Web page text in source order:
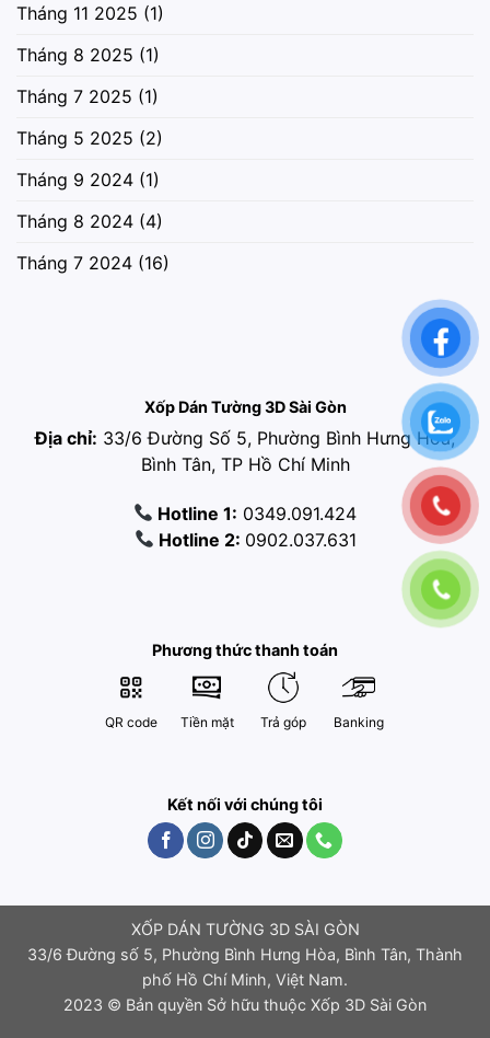
Tháng 11 2025 (1)
Tháng 8 2025 (1)
Tháng 7 2025 (1)
Tháng 5 2025 (2)
Tháng 9 2024 (1)
Tháng 8 2024 (4)
Tháng 7 2024 (16)
Xốp Dán Tường 3D Sài Gòn
Địa chỉ: 33/6 Đường Số 5, Phường Bình Hưng Hòa,
Bình Tân, TP Hồ Chí Minh
Hotline 1: 0349.091.424
Hotline 2: 0902.037.631
Phương thức thanh toán
QR code Tiền mặt Trả góp Banking
Kết nối với chúng tôi
XỐP DÁN TƯỜNG 3D SÀI GÒN
33/6 Đường số 5, Phường Bình Hưng Hòa, Bình Tân, Thành
phố Hồ Chí Minh, Việt Nam.
2023 © Bản quyền Sở hữu thuộc Xốp 3D Sài Gòn